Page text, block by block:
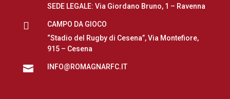
SEDE LEGALE: Via Giordano Bruno, 1 – Ravenna

CAMPO DA GIOCO
“Stadio del Rugby di Cesena”, Via Montefiore,
915 – Cesena
 INFO@ROMAGNARFC.IT